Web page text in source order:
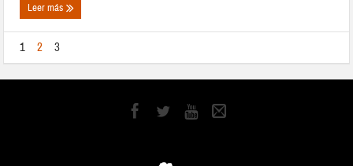
Leer más
1 2 3